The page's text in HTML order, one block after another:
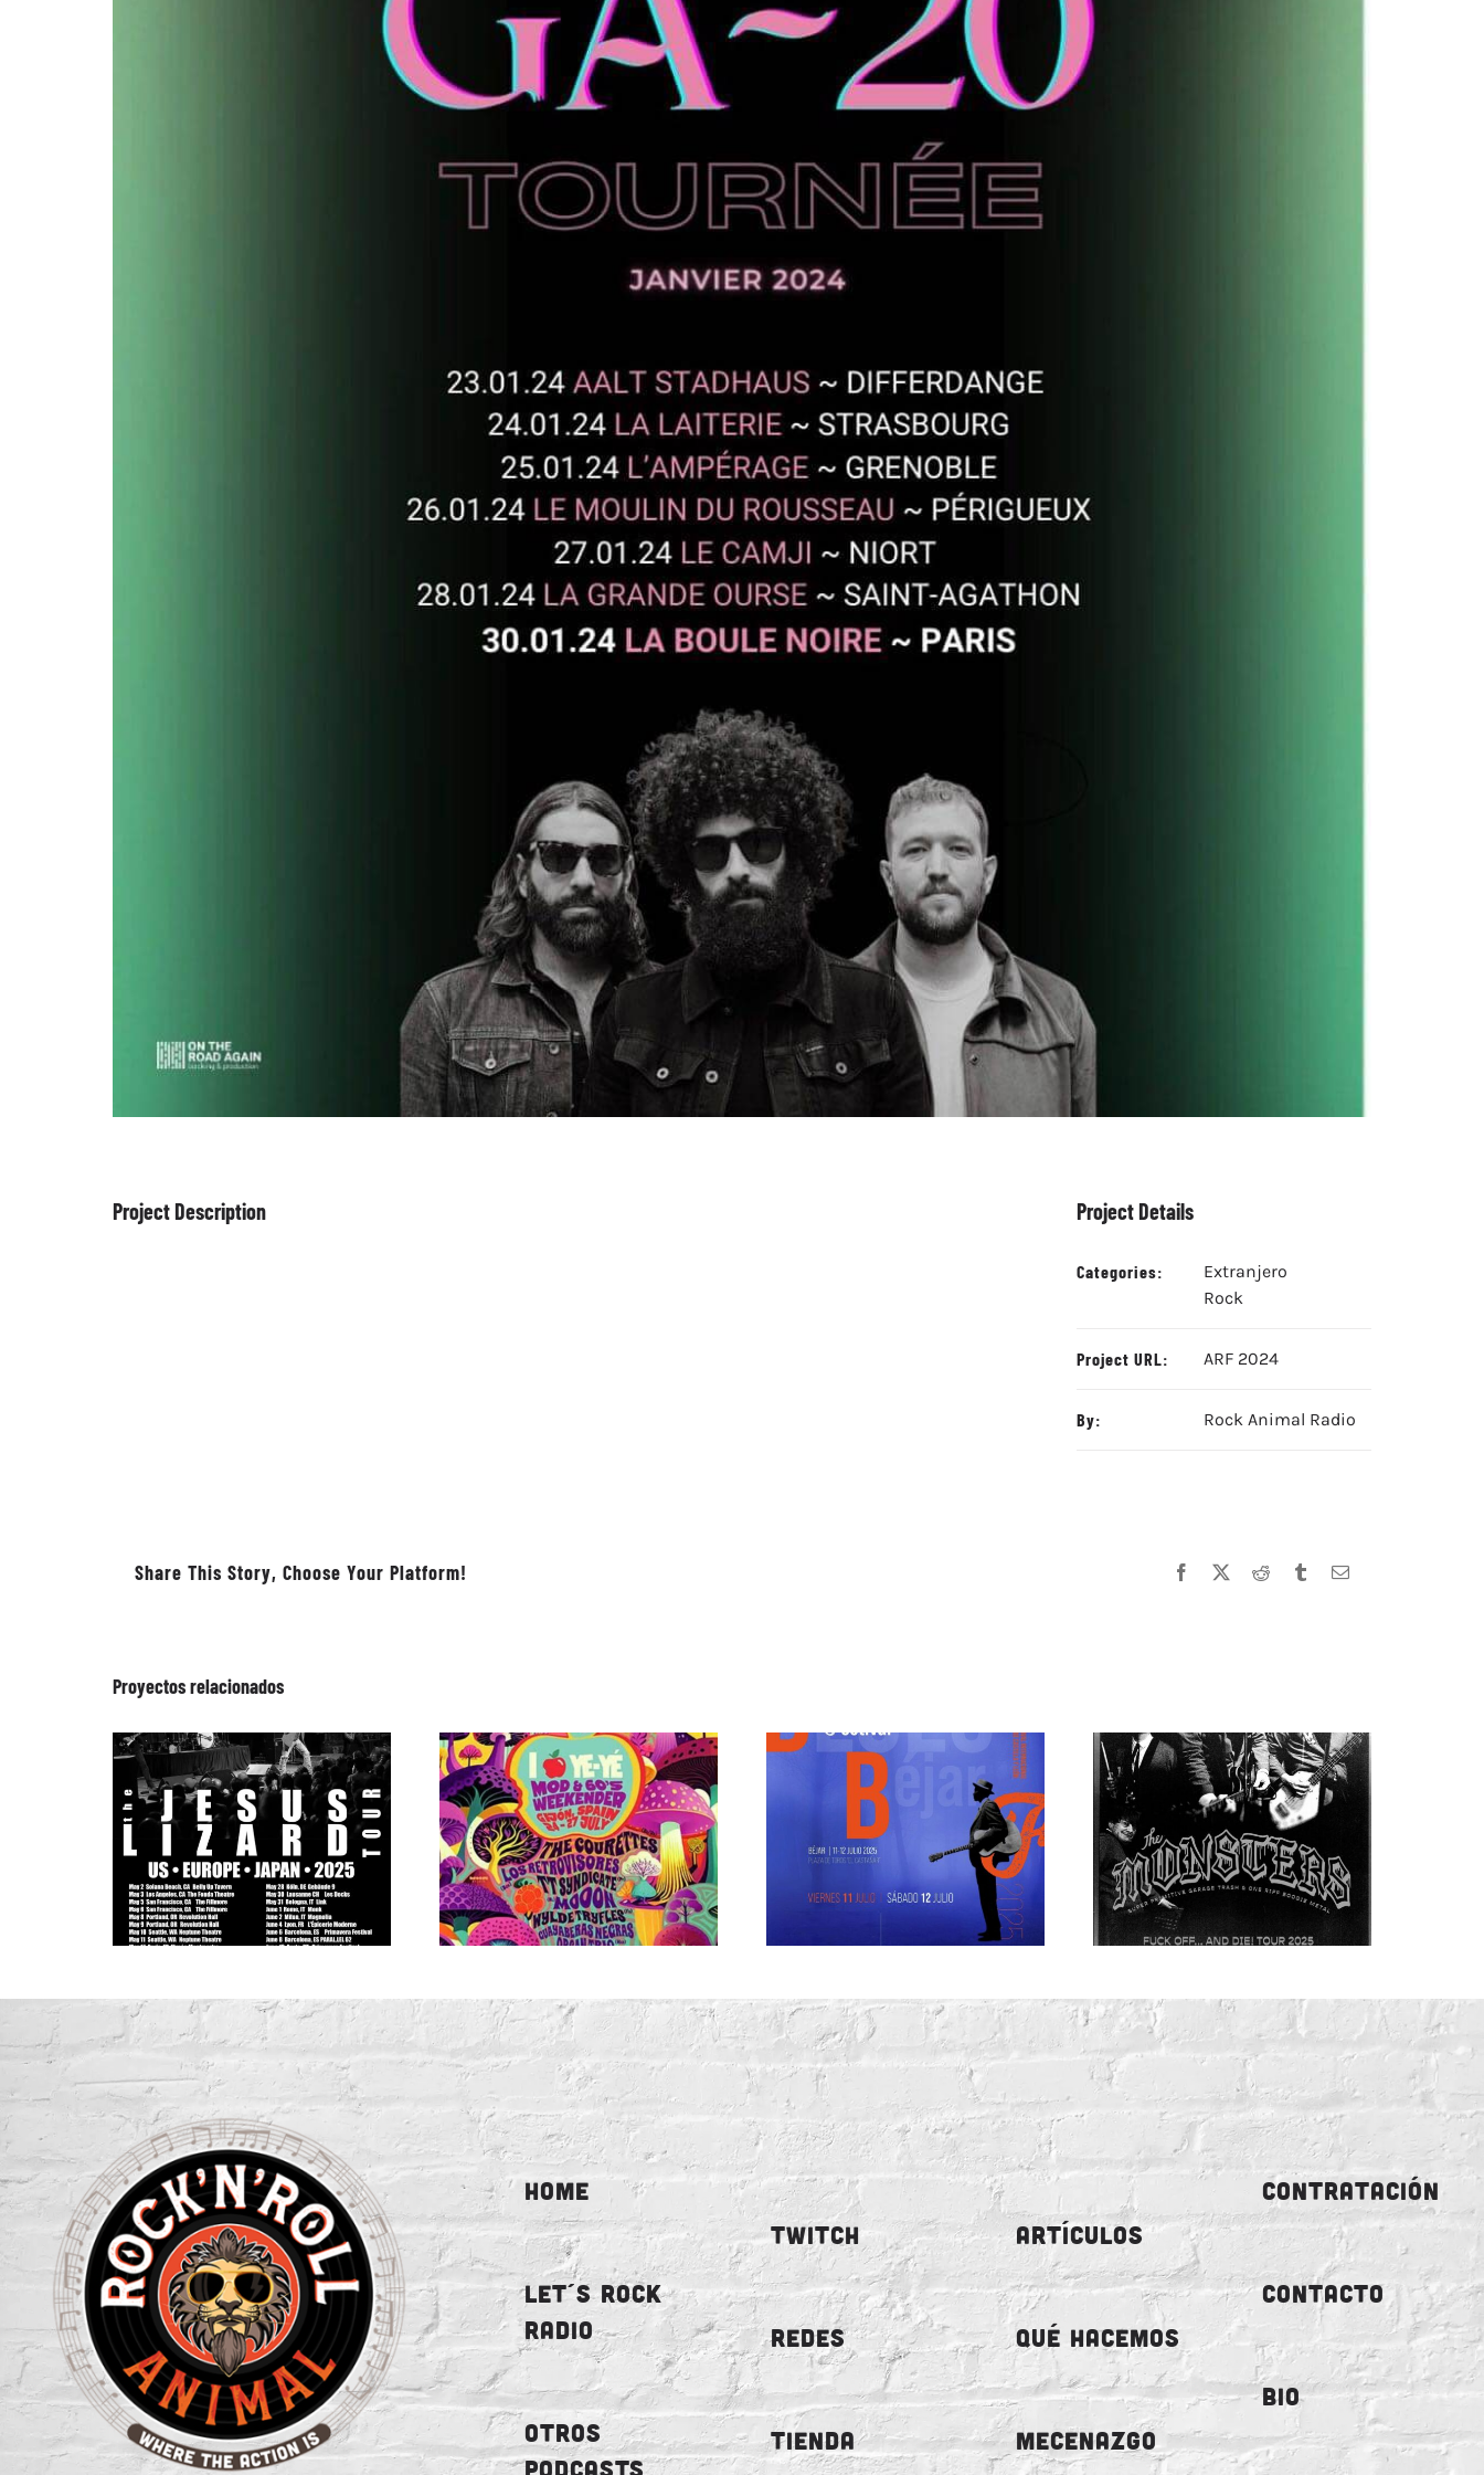
Project Description Project Details
Categories:
Extranjero
Rock
Project URL: ARF 2024
By: Rock Animal Radio
Share This Story, Choose Your Platform! Facebook Reddit TumblrCorreo
Proyectos relacionados
HOME
LET´S ROCK
RADIO
OTROS
PODCASTS
TWITCH
REDES
TIENDA
ARTÍCULOS
QUÉ HACEMOS
MECENAZGO
CONTRATACIÓN
CONTACTO
BIO